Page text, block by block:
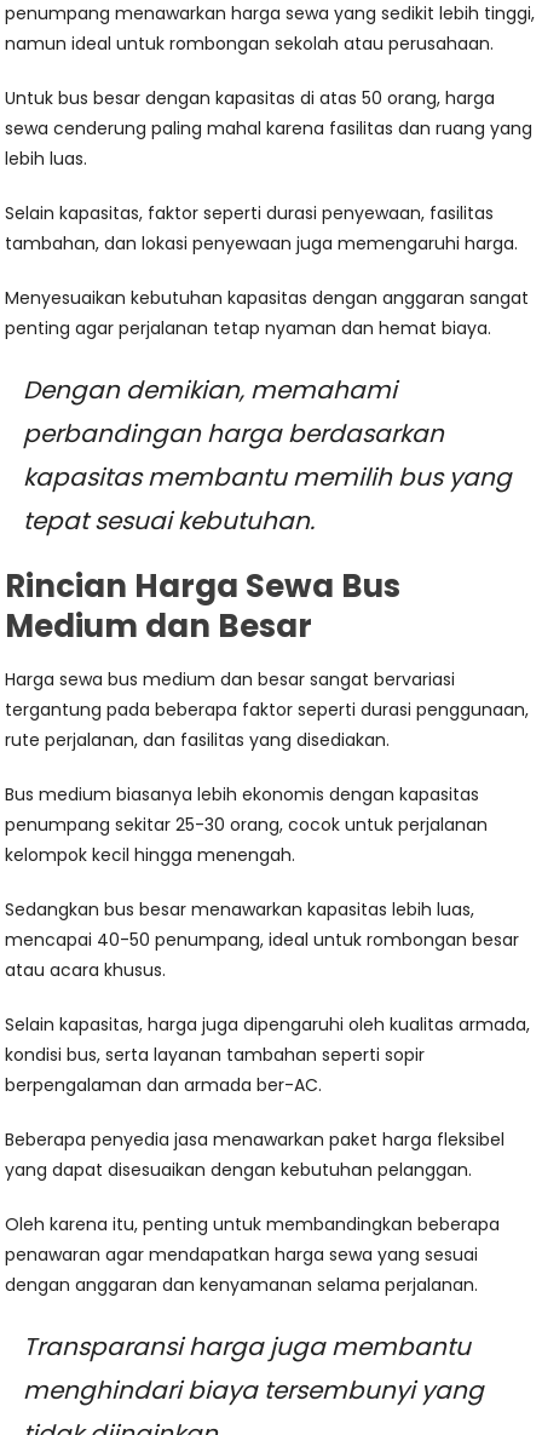
penumpang menawarkan harga sewa yang sedikit lebih tinggi,
namun ideal untuk rombongan sekolah atau perusahaan.
Untuk bus besar dengan kapasitas di atas 50 orang, harga
sewa cenderung paling mahal karena fasilitas dan ruang yang
lebih luas.
Selain kapasitas, faktor seperti durasi penyewaan, fasilitas
tambahan, dan lokasi penyewaan juga memengaruhi harga.
Menyesuaikan kebutuhan kapasitas dengan anggaran sangat
penting agar perjalanan tetap nyaman dan hemat biaya.
Dengan demikian, memahami
perbandingan harga berdasarkan
kapasitas membantu memilih bus yang
tepat sesuai kebutuhan.
Rincian Harga Sewa Bus
Medium dan Besar
Harga sewa bus medium dan besar sangat bervariasi
tergantung pada beberapa faktor seperti durasi penggunaan,
rute perjalanan, dan fasilitas yang disediakan.
Bus medium biasanya lebih ekonomis dengan kapasitas
penumpang sekitar 25-30 orang, cocok untuk perjalanan
kelompok kecil hingga menengah.
Sedangkan bus besar menawarkan kapasitas lebih luas,
mencapai 40-50 penumpang, ideal untuk rombongan besar
atau acara khusus.
Selain kapasitas, harga juga dipengaruhi oleh kualitas armada,
kondisi bus, serta layanan tambahan seperti sopir
berpengalaman dan armada ber-AC.
Beberapa penyedia jasa menawarkan paket harga fleksibel
yang dapat disesuaikan dengan kebutuhan pelanggan.
Oleh karena itu, penting untuk membandingkan beberapa
penawaran agar mendapatkan harga sewa yang sesuai
dengan anggaran dan kenyamanan selama perjalanan.
Transparansi harga juga membantu
menghindari biaya tersembunyi yang